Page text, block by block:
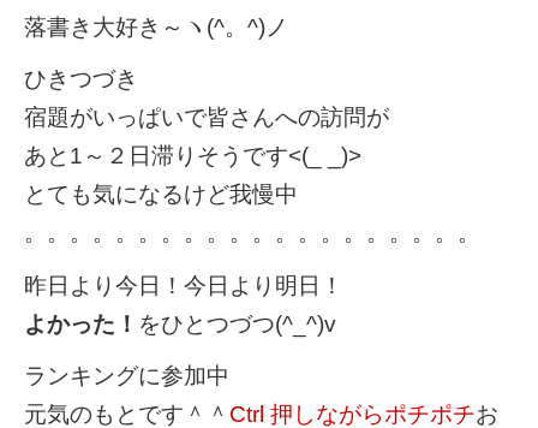
落書き大好き～ヽ(^。^)ノ
ひきつづき
宿題がいっぱいで皆さんへの訪問が
あと1～２日滞りそうです<(_ _)>
とても気になるけど我慢中
。。。。。。。。。。。。。。。。。。。。
昨日より今日！今日より明日！
よかった！ をひとつづつ(^_^)v
ランキングに参加中
元気のもとです＾＾ Ctrl 押しながらポチポチお